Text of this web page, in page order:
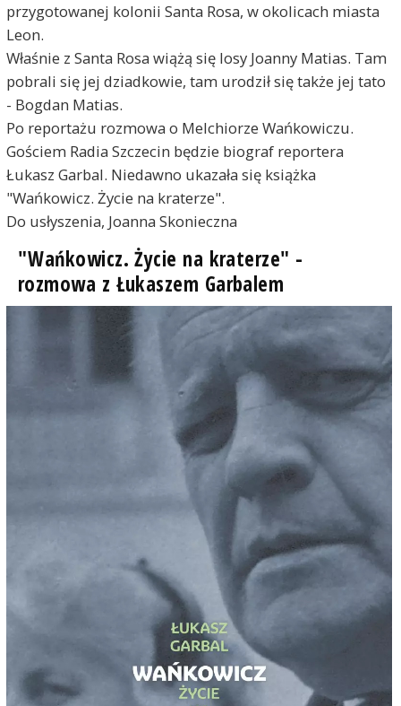
przygotowanej kolonii Santa Rosa, w okolicach miasta
Leon.
Właśnie z Santa Rosa wiążą się losy Joanny Matias. Tam
pobrali się jej dziadkowie, tam urodził się także jej tato
- Bogdan Matias.
Po reportażu rozmowa o Melchiorze Wańkowiczu.
Gościem Radia Szczecin będzie biograf reportera
Łukasz Garbal. Niedawno ukazała się książka
"Wańkowicz. Życie na kraterze".
Do usłyszenia, Joanna Skonieczna
"Wańkowicz. Życie na kraterze" -
rozmowa z Łukaszem Garbalem